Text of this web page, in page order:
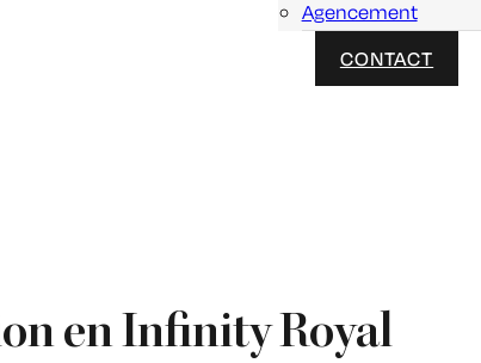
Agencement
CONTACT
en Infinity Royal